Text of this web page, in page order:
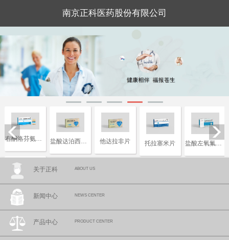
南京正科医药股份有限公司
右酮洛芬氨汀三醇注射液 盐酸达泊西汀片 他达拉非片 托拉塞米片 盐酸左氧氟沙星片
复合磷酸氢钾注射液
关于正科 ABOUT US
新闻中心 NEWS CENTER
产品中心 PRODUCT CENTER